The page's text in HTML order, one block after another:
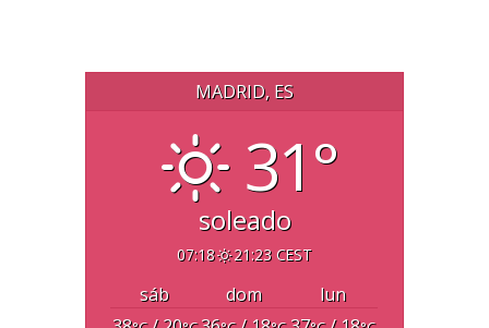
MADRID, ES
31°
soleado
07:18 21:23 CEST
sáb dom
lun